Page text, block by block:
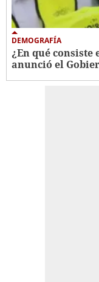
DEMOGRAFÍA
¿En qué
anunció el